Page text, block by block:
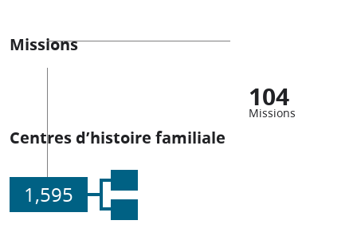
Missions
104
Missions
Centres d’histoire familiale
1,595